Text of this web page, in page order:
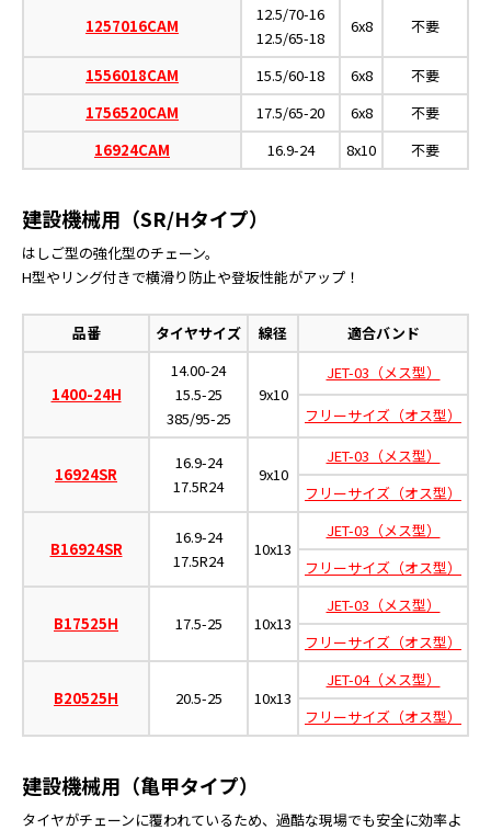
1257016CAM
12.5/70-16
12.5/65-18
6x8 不要
1556018CAM 15.5/60-18 6x8
不要
1756520CAM
17.5/65-20 6x8
不要
16924CAM
16.9-24 8x10 不要
建設機械用（SR/Hタイプ）
はしご型の強化型のチェーン。
H型やリング付きで横滑り防止や登坂性能がアップ！
品番 タイヤサイズ 線径 適合バンド
1400-24H
14.00-24
15.5-25
385/95-25
9x10
JET-03（メス型）
フリーサイズ（オス型）
16924SR
16.9-24
17.5R24
9x10
JET-03（メス型）
フリーサイズ（オス型）
B16924SR
16.9-24
17.5R24
10x13
JET-03（メス型）
フリーサイズ（オス型）
B17525H 17.5-25 10x13
JET-03（メス型）
フリーサイズ（オス型）
B20525H 20.5-25 10x13
JET-04（メス型）
フリーサイズ（オス型）
建設機械用（亀甲タイプ）
タイヤがチェーンに覆われているため、過酷な現場でも安全に効率よ